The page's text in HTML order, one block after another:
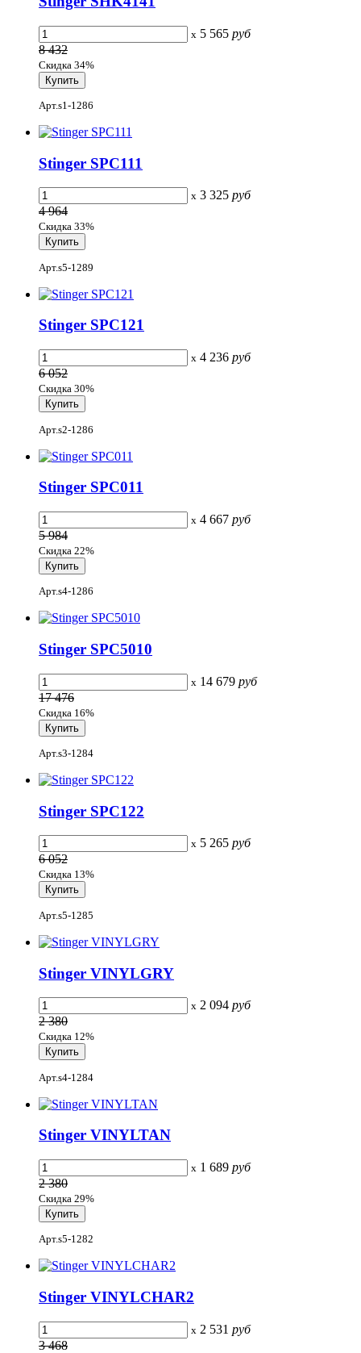
x 5 565 руб
8 432
Скидка 34%
Арт.s1-1286
Stinger SPC111
x 3 325 руб
4 964
Скидка 33%
Арт.s5-1289
Stinger SPC121
x 4 236 руб
6 052
Скидка 30%
Арт.s2-1286
Stinger SPC011
x 4 667 руб
5 984
Скидка 22%
Арт.s4-1286
Stinger SPC5010
x 14 679 руб
17 476
Скидка 16%
Арт.s3-1284
Stinger SPC122
x 5 265 руб
6 052
Скидка 13%
Арт.s5-1285
Stinger VINYLGRY
x 2 094 руб
2 380
Скидка 12%
Арт.s4-1284
Stinger VINYLTAN
x 1 689 руб
2 380
Скидка 29%
Арт.s5-1282
Stinger VINYLCHAR2
x 2 531 руб
3 468